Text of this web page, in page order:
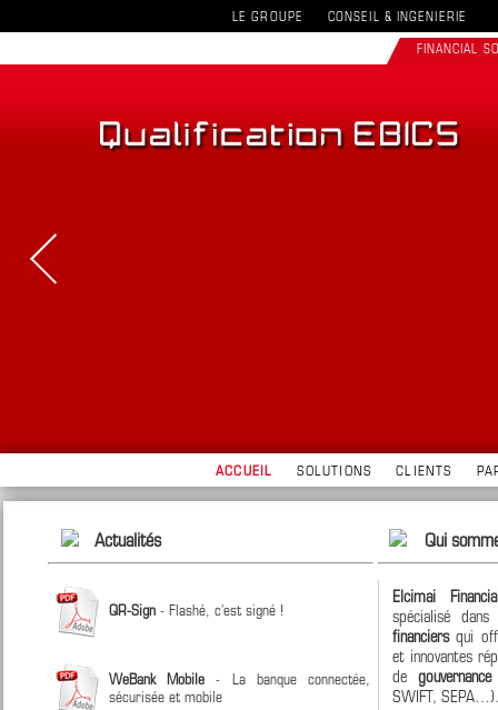
LE GROUPE CONSEIL & INGENIERIE
FINANCIAL
ACCUEIL SOLUTIONS CLIENTS
Actualités
QR-Sign - Flashé, c'est signé !
WeBank Mobile- La banque connectée,
sécurisée et mobile
Qui
Elcimai
spécialisé
financiersqui
et innovantes
de
SWIFT, SEPA…).